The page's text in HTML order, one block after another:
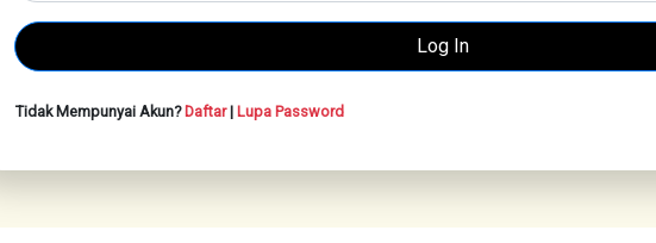
Tidak Mempunyai Akun?Daftar| Lupa Password